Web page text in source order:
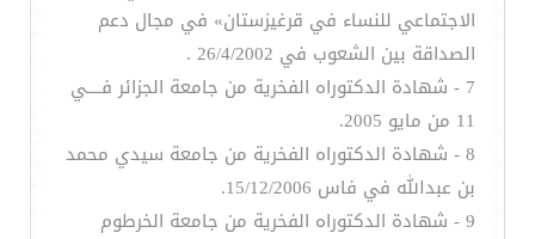
الاجتماعي للنساء في قرغيزستان» في مجال دعم
الصداقة بين الشعوب في 26/4/2002 .
7 - شهادة الدكتوراه الفخرية من جامعة الجزائر فــــي
11 من مايو 2005.
8 - شهادة الدكتوراه الفخرية من جامعة سيدي محمد
بن عبدالله في فاس 15/12/2006.
9 - شهادة الدكتوراه الفخرية من جامعة الخرطوم